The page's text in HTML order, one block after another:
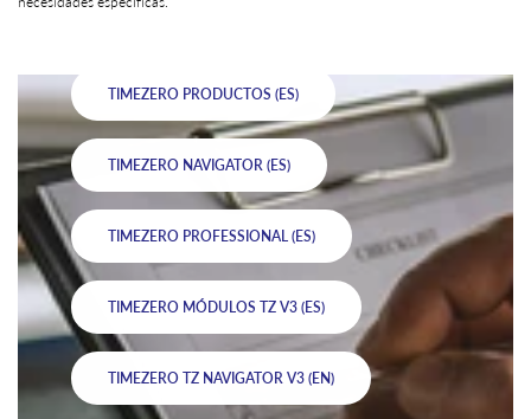
TIMEZERO PRODUCTOS (ES)
TIMEZERO NAVIGATOR (ES)
TIMEZERO PROFESSIONAL (ES)
TIMEZERO MÓDULOS TZ V3 (ES)
TIMEZERO TZ NAVIGATOR V3 (EN)